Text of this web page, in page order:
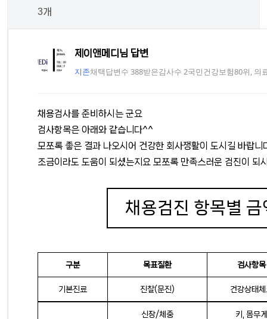
3개
제이앤메디님 답변
지존채택답변수 388받은감사수 2국민건강보험80위, 의
채용검사를 준비하시는 군요
검사항목은 아래와 같습니다^^
모쪼록 좋은 결과 나오시어 건강한 회사쟁활이 도시길 바랍니
조금이라도 도움이 되셨는지요 모쪼록 만족스러운 검진이 되
채용검진 항목별 금
구분 목표질환 검사항목
기본진료 진찰(문진) 건강상태
신장/체중 키, 몸무게